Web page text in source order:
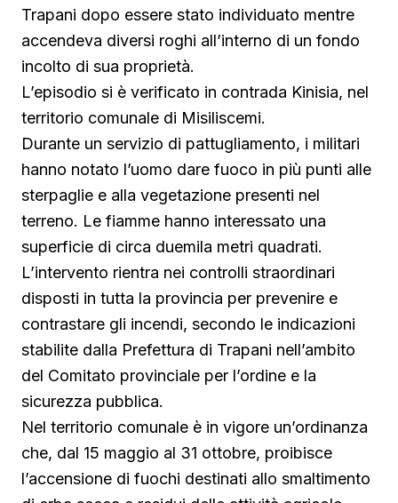
Trapani dopo essere stato individuato mentre
accendeva diversi roghi all’interno di un fondo
incolto di sua proprietà.
L’episodio si è verificato in contrada Kinisia, nel
territorio comunale di Misiliscemi.
Durante un servizio di pattugliamento, i militari
hanno notato l’uomo dare fuoco in più punti alle
sterpaglie e alla vegetazione presenti nel
terreno. Le fiamme hanno interessato una
superficie di circa duemila metri quadrati.
L’intervento rientra nei controlli straordinari
disposti in tutta la provincia per prevenire e
contrastare gli incendi, secondo le indicazioni
stabilite dalla Prefettura di Trapani nell’ambito
del Comitato provinciale per l’ordine e la
sicurezza pubblica.
Nel territorio comunale è in vigore un’ordinanza
che, dal 15 maggio al 31 ottobre, proibisce
l’accensione di fuochi destinati allo smaltimento